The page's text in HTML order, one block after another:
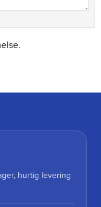
hurtig levering